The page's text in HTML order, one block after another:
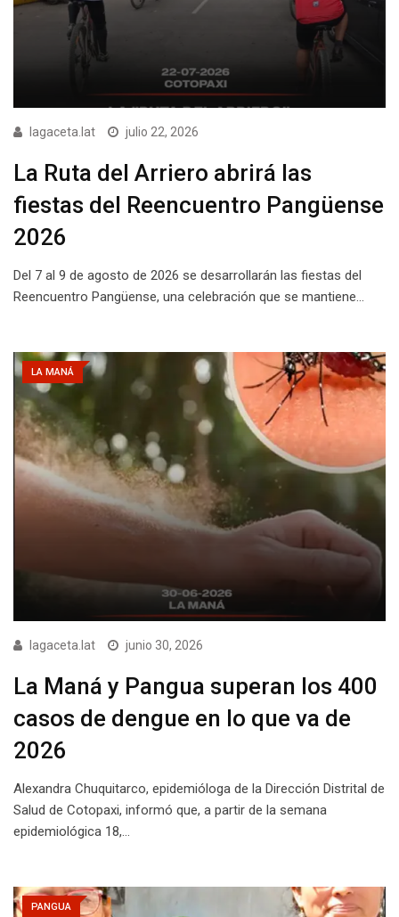
lagaceta.lat julio 22, 2026
La Ruta del Arriero abrirá las
fiestas del Reencuentro Pangüense
2026
Del 7 al 9 de agosto de 2026 se desarrollarán las fiestas del
Reencuentro Pangüense, una celebración que se mantiene…
LA MANÁ
lagaceta.lat junio 30, 2026
La Maná y Pangua superan los 400
casos de dengue en lo que va de
2026
Alexandra Chuquitarco, epidemióloga de la Dirección Distrital de
Salud de Cotopaxi, informó que, a partir de la semana
epidemiológica 18,…
PANGUA